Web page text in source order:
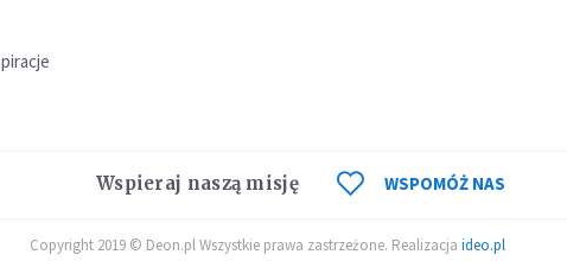
Wspieraj naszą misję WSPOMÓŻ NAS
Copyright 2019 © Deon.pl Wszystkie prawa zastrzeżone. Realizacja ideo.pl